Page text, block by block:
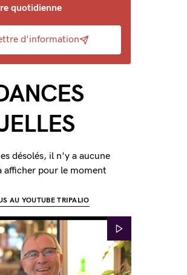
quotidienne
d'information
désolés, il n'y a aucune
afficher pour le moment
AU YOUTUBE TRIPALIO